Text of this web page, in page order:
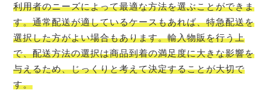
利用者のニーズによって最適な方法を選ぶことができま
す。通常配送が適しているケースもあれば、特急配送を
選択した方がよい場合もあります。輸入物販を行う上
で、配送方法の選択は商品到着の満足度に大きな影響を
与えるため、じっくりと考えて決定することが大切で
す。